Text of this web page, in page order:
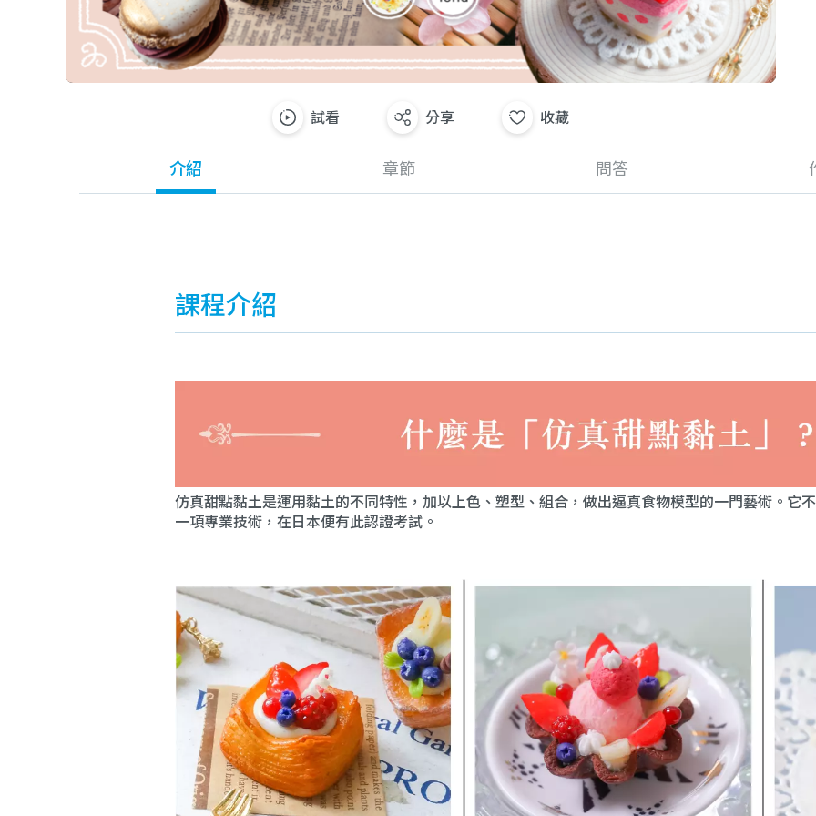
試看 分享 收藏
介紹 章節 問答
課程介紹
仿真甜點黏土是運用黏土的不同特性，加以上色、塑型、組合，做出逼真食物模型的一門藝術。它
一項專業技術，在日本便有此認證考試。